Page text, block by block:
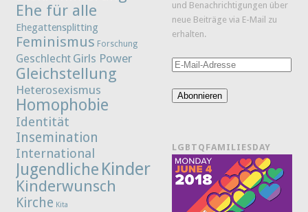
Ehe für alle
Ehegattensplitting
Feminismus Forschung
Geschlecht Girls Power
Gleichstellung
Heterosexismus
Homophobie
Identität
Insemination
International
Jugendliche Kinder
Kinderwunsch
Kirche Kita
und Benachrichtigungen über
neue Beiträge via E-Mail zu
erhalten.
E-
Adresse
Abonnieren
LGBTQFAMILIESDAY